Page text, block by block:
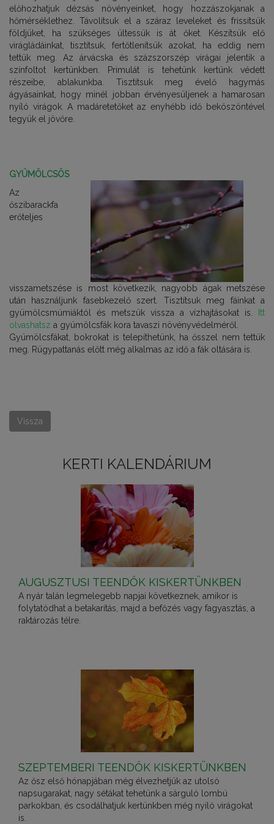
előhozhatjuk dézsás növényeinket, hogy hozzászokjanak a
hőmérséklethez. Távolítsuk el a száraz leveleket és frissítsük
földjüket, ha szükséges ültessük is át őket. Készítsük elő
virágládáinkat, tisztítsuk, fertőtlenítsük azokat, ha eddig nem
tettük meg. Az árvácska és százszorszép virágai jelentik a
színfoltot kertünkben. Primulát is tehetünk kertünk védett
részeibe, ablakunkba. Tisztítsuk meg évelő hagymás
ágyásainkat, hogy minél jobban érvényesüljenek a hamarosan
nyíló virágok. A madáretetőket az enyhébb idő beköszöntével
tegyük el jövőre.
GYÜMÖLCSÖS
Az
őszibarackfa
erőteljes
visszametszése is most következik, nagyobb ágak metszése
után használjunk fasebkezelő szert. Tisztítsuk meg fáinkat a
gyümölcsmúmiáktól és metszük vissza a vízhajtásokat is.
Itt
olvashatsz a gyümölcsfák kora tavaszi növényvédelméről.
Gyümölcsfákat, bokrokat is telepíthetünk, ha ősszel nem tettük
meg. Rügypattanás előtt még alkalmas az idő a fák oltására is.
Vissza
KERTI KALENDÁRIUM
AUGUSZTUSI TEENDŐK KISKERTÜNKBEN
A nyár talán legmelegebb napjai következnek, amikor is
folytatódhat a betakarítás, majd a befőzés vagy fagyasztás, a
raktározás télre.
SZEPTEMBERI TEENDŐK KISKERTÜNKBEN
Az ősz első hónapjában még élvezhetjük az utolsó
napsugarakat, nagy sétákat tehetünk a sárguló lombú
parkokban, és csodálhatjuk kertünkben még nyíló virágokat
is.